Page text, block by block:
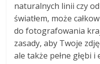
naturalnych linii czy
światłem, może
do fotografowania
zasady, aby Twoje
ale także pełne głębi i